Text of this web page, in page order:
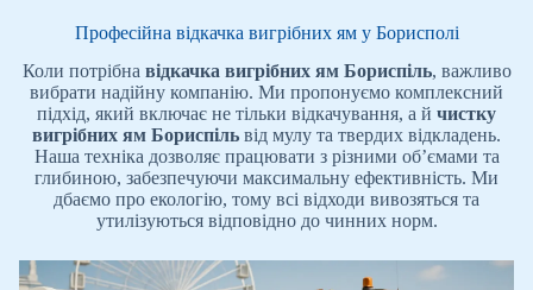
Професійна відкачка вигрібних ям у Борисполі
Коли потрібна відкачка вигрібних ям Бориспіль, важливо
вибрати надійну компанію. Ми пропонуємо комплексний
підхід, який включає не тільки відкачування, а й чистку
вигрібних ям Бориспіль від мулу та твердих відкладень.
Наша техніка дозволяє працювати з різними об’ємами та
глибиною, забезпечуючи максимальну ефективність. Ми
дбаємо про екологію, тому всі відходи вивозяться та
утилізуються відповідно до чинних норм.